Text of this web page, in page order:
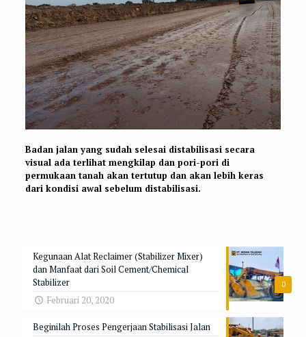
Badan jalan yang sudah selesai distabilisasi secara
visual ada terlihat mengkilap dan pori-pori di
permukaan tanah akan tertutup dan akan lebih keras
dari kondisi awal sebelum distabilisasi.
0
Kegunaan Alat Reclaimer (Stabilizer Mixer)
dan Manfaat dari Soil Cement/Chemical
Stabilizer
Februari 20, 2020
Beginilah Proses Pengerjaan Stabilisasi Jalan